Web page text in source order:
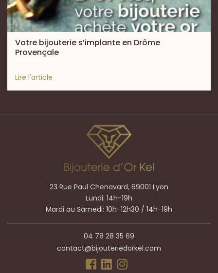
Votre bijouterie s’implante en Drôme
Provençale
Lire l'article
23 Rue Paul Chenavard, 69001 Lyon
Lundi: 14h-19h
Mardi au Samedi: 10h-12h30 / 14h-19h
04 78 28 35 69
contact@bijouteriedorkel.com